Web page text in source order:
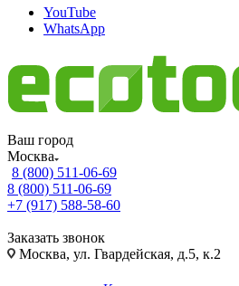
YouTube
WhatsApp
Ваш город
Москва
8 (800) 511-06-69
8 (800) 511-06-69
+7 (917) 588-58-60
Заказать звонок
Москва, ул. Гвардейская, д.5, к.2